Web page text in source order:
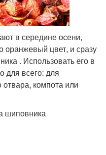
в середине осени,
оранжевый цвет, и сразу
. Использовать его в
для всего: для
отвара, компота или
шиповника